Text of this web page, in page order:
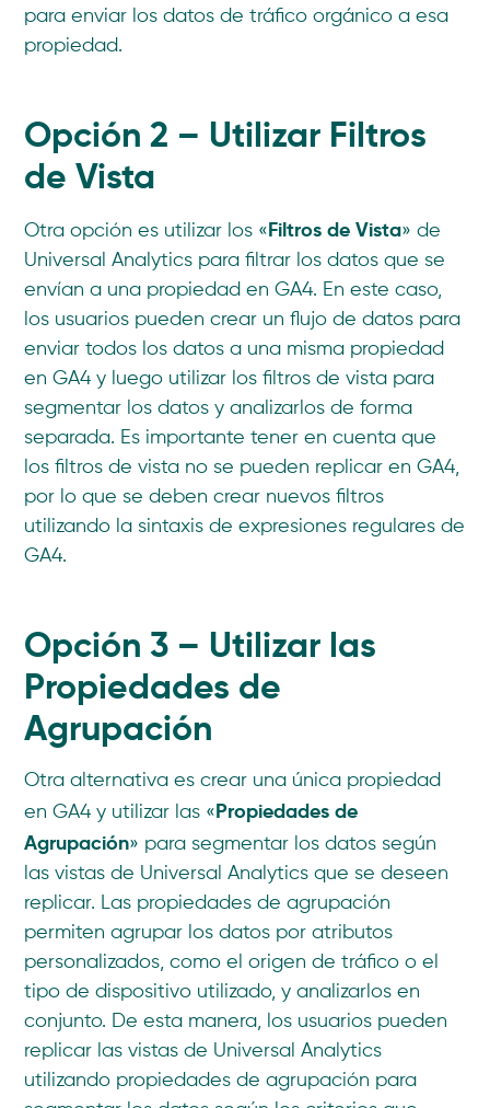
para enviar los datos de tráfico orgánico a esa
propiedad.
Opción 2 – Utilizar Filtros
de Vista
Otra opción es utilizar los «Filtros de Vista» de
Universal Analytics para filtrar los datos que se
envían a una propiedad en GA4. En este caso,
los usuarios pueden crear un flujo de datos para
enviar todos los datos a una misma propiedad
en GA4 y luego utilizar los filtros de vista para
segmentar los datos y analizarlos de forma
separada. Es importante tener en cuenta que
los filtros de vista no se pueden replicar en GA4,
por lo que se deben crear nuevos filtros
utilizando la sintaxis de expresiones regulares de
GA4.
Opción 3 – Utilizar las
Propiedades de
Agrupación
Otra alternativa es crear una única propiedad
en GA4 y utilizar las «Propiedades de
Agrupación» para segmentar los datos según
las vistas de Universal Analytics que se deseen
replicar. Las propiedades de agrupación
permiten agrupar los datos por atributos
personalizados, como el origen de tráfico o el
tipo de dispositivo utilizado, y analizarlos en
conjunto. De esta manera, los usuarios pueden
replicar las vistas de Universal Analytics
utilizando propiedades de agrupación para